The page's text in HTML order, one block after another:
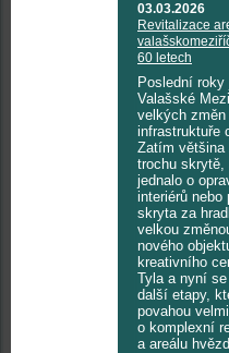
03.03.2026
Revitalizace
60 letech
Poslední roky
Valašské
velkých
infrastruktuře
Zatím většina
trochu
jednalo o
interiérů nebo
skryta za
velkou
nového
kreativního
Tyla a nyní
další etapy,
povahou
o komplexní
a areálu